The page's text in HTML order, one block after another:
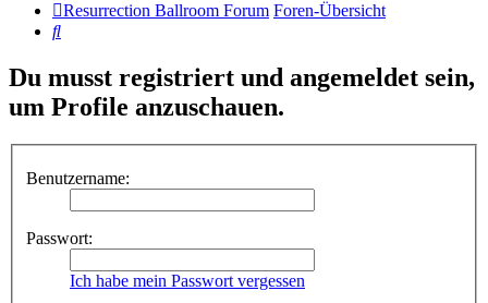
Resurrection Ballroom Forum Foren-Übersicht
Suche
Du musst registriert und angemeldet sein,
um Profile anzuschauen.
Benutzername:
Passwort:
Ich habe mein Passwort vergessen